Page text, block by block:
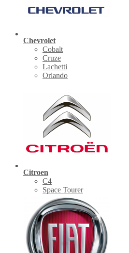
Chevrolet
Cobalt
Cruze
Lachetti
Orlando
Citroen
C4
Space Tourer